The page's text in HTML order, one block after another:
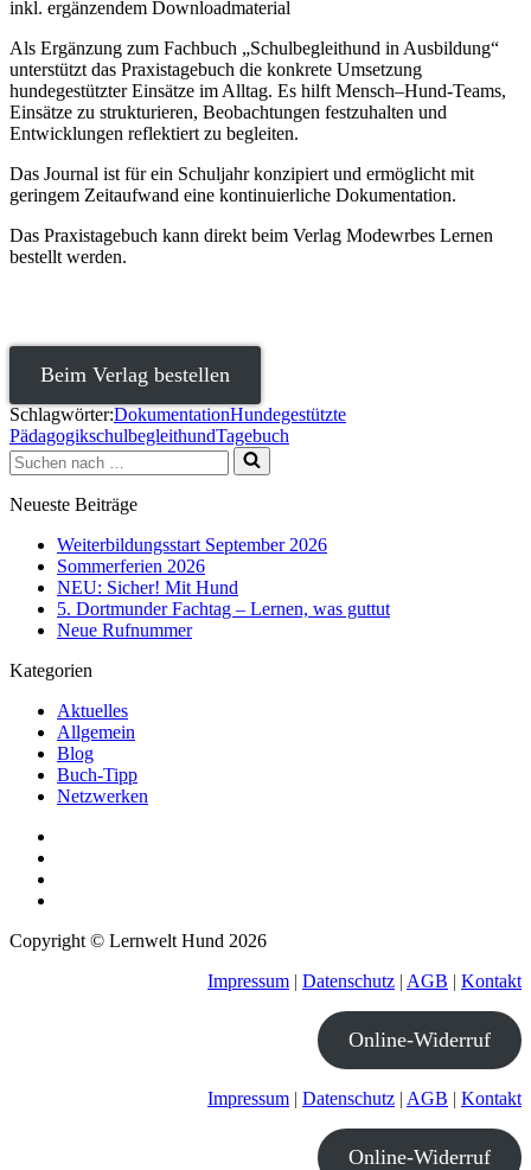
inkl. ergänzendem Downloadmaterial
Als Ergänzung zum Fachbuch „Schulbegleithund in Ausbildung“
unterstützt das Praxistagebuch die konkrete Umsetzung
hundegestützter Einsätze im Alltag. Es hilft Mensch–Hund-Teams,
Einsätze zu strukturieren, Beobachtungen festzuhalten und
Entwicklungen reflektiert zu begleiten.
Das Journal ist für ein Schuljahr konzipiert und ermöglicht mit
geringem Zeitaufwand eine kontinuierliche Dokumentation.
Das Praxistagebuch kann direkt beim Verlag Modewrbes Lernen
bestellt werden.
Beim Verlag bestellen
Schlagwörter:DokumentationHundegestützte
PädagogikschulbegleithundTagebuch
Suchen
nach …
Neueste Beiträge
Weiterbildungsstart September 2026
Sommerferien 2026
NEU: Sicher! Mit Hund
5. Dortmunder Fachtag – Lernen, was guttut
Neue Rufnummer
Kategorien
Aktuelles
Allgemein
Blog
Buch-Tipp
Netzwerken
Copyright © Lernwelt Hund 2026
Impressum | Datenschutz | AGB | Kontakt
Online-Widerruf
Impressum | Datenschutz | AGB | Kontakt
Online-Widerruf